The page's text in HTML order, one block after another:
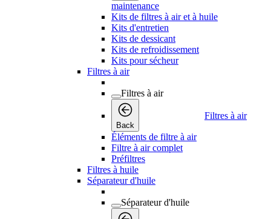
maintenance
Kits de filtres à air et à huile
Kits d'entretien
Kits de dessicant
Kits de refroidissement
Kits pour sécheur
Filtres à air
Filtres à air
Back
Filtres à air
Éléments de filtre à air
Filtre à air complet
Préfiltres
Filtres à huile
Séparateur d'huile
Séparateur d'huile